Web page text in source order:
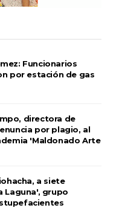
Funcionarios
por estación de gas
directora de
por plagio, al
'Maldonado Arte
a siete
Laguna', grupo